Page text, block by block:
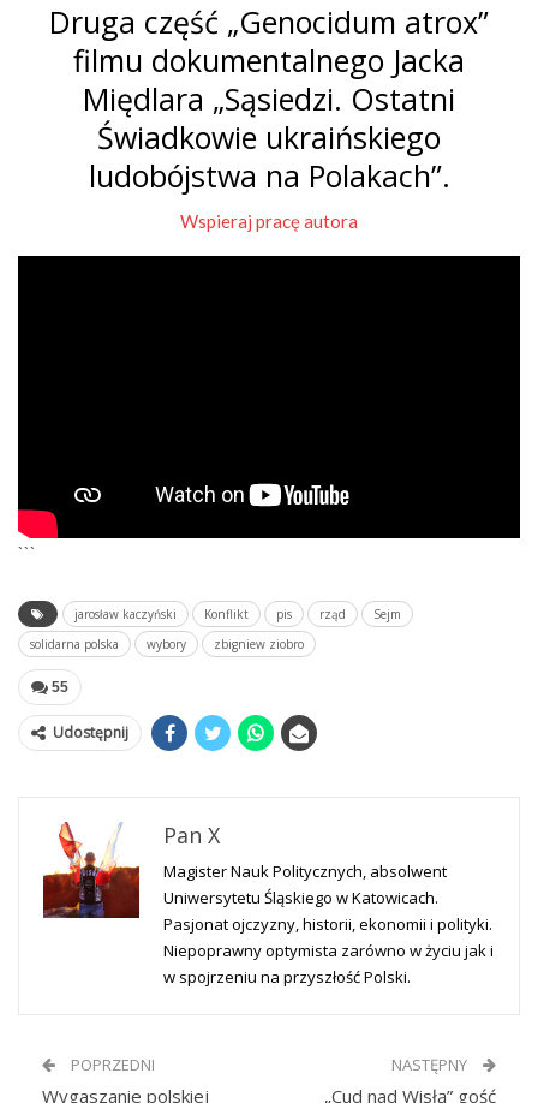
Druga część „Genocidum atrox”
filmu dokumentalnego Jacka
Międlara „Sąsiedzi. Ostatni
Świadkowie ukraińskiego
ludobójstwa na Polakach”.
Wspieraj pracę autora
```
jarosław kaczyński Konflikt pis rząd
Sejm
solidarna polska
wybory zbigniew ziobro
55
Udostępnij
Pan X
Magister Nauk Politycznych, absolwent
Uniwersytetu Śląskiego w Katowicach.
Pasjonat ojczyzny, historii, ekonomii i polityki.
Niepoprawny optymista zarówno w życiu jak i
w spojrzeniu na przyszłość Polski.
POPRZEDNI
Wygaszanie polskiej
NASTĘPNY
„Cud nad Wisłą” gość